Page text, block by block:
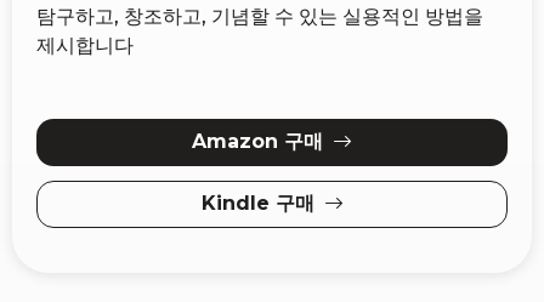
탐구하고, 창조하고, 기념할 수 있는 실용적인 방법을
제시합니다
Amazon 구매
Kindle 구매